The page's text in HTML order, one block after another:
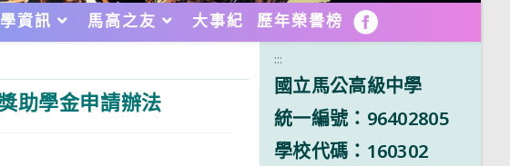
資訊 馬高之友 大事紀 歷年榮譽榜 FB
助學金申請辦法
:::
國立馬公高級中學
統一編號：96402805
學校代碼：160302